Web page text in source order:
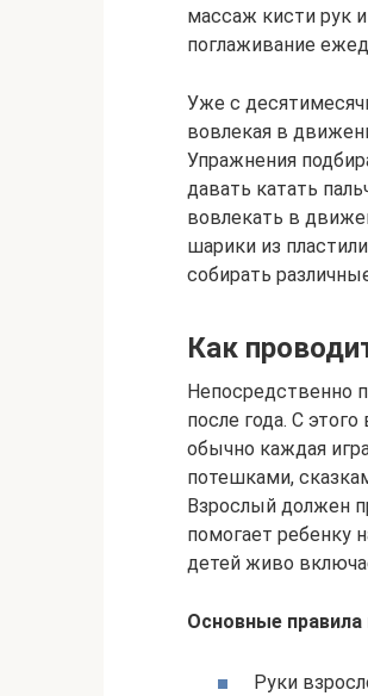
массаж кисти рук
поглаживание
Уже с
вовлекая в
Упражнения
давать катать
вовлекать в
шарики из
собирать
Как
Непосредственно
после года. С
обычно каждая
потешками,
Взрослый должен
помогает ребенку
детей живо
Основные
Руки